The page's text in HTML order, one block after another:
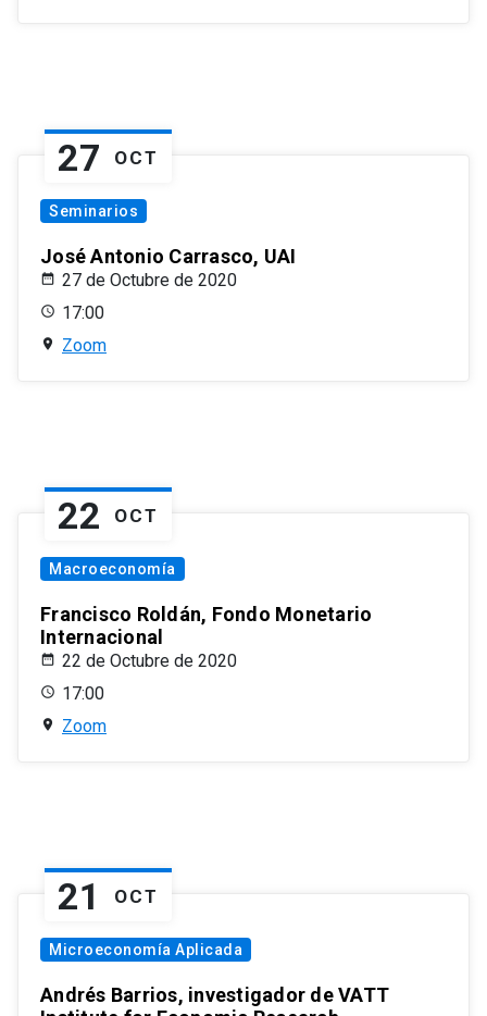
27 OCT
Seminarios
José Antonio Carrasco, UAI
27 de Octubre de 2020
17:00
Zoom
22 OCT
Macroeconomía
Francisco Roldán, Fondo Monetario
Internacional
22 de Octubre de 2020
17:00
Zoom
21 OCT
Microeconomía Aplicada
Andrés Barrios, investigador de VATT